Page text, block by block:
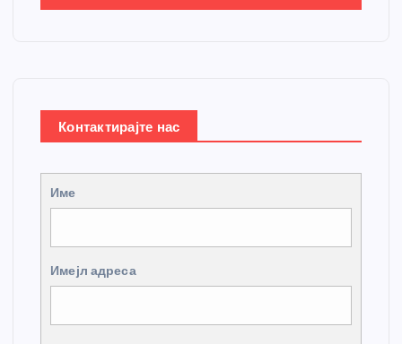
Контактирајте нас
Име
Имејл адреса